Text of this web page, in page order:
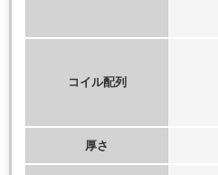
コイル配列
厚さ